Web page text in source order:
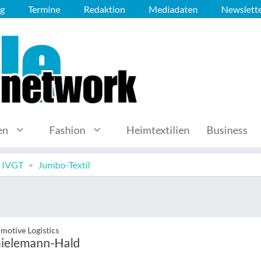
Termine Redaktion Mediadaten
Fashion Heimtextilien Business
IVGT Jumbo-Textil
Logistics
Hald